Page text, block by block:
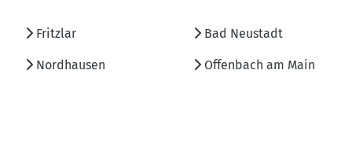
Fritzlar Bad Neustadt
Nordhausen Offenbach am Main